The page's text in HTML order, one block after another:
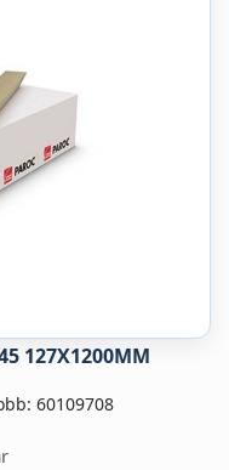
127X1200MM
60109708